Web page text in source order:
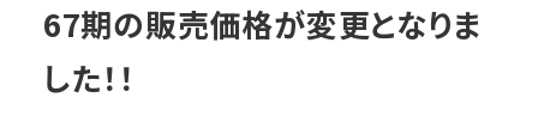
67期の販売価格が変更となりま
した！！